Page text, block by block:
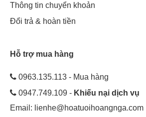
Thông tin chuyển khoản
Đổi trả & hoàn tiền
Hỗ trợ mua hàng
0963.135.113 - Mua hàng
0947.749.109 - Khiếu nại dịch vụ
Email: lienhe@hoatuoihoangnga.com